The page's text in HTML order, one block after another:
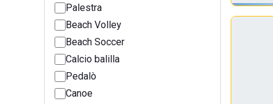
Palestra
Beach Volley
Beach Soccer
Calcio balilla
Pedalò
Canoe